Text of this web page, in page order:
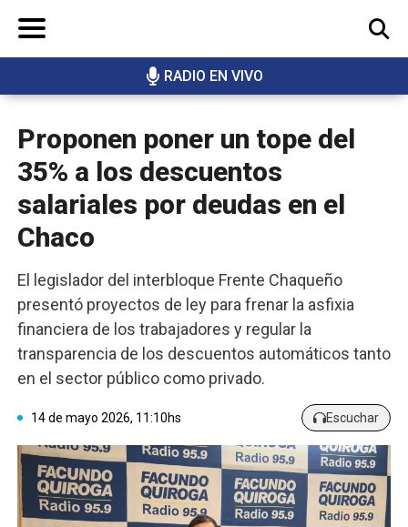
RADIO EN VIVO
BUSCAR
Proponen poner un tope del
35% a los descuentos
salariales por deudas en el
Chaco
El legislador del interbloque Frente Chaqueño
presentó proyectos de ley para frenar la asfixia
financiera de los trabajadores y regular la
transparencia de los descuentos automáticos tanto
en el sector público como privado.
14 de mayo 2026, 11:10hs Escuchar